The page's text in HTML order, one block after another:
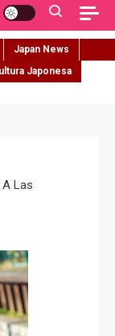
Japan News
Japonesa
Las